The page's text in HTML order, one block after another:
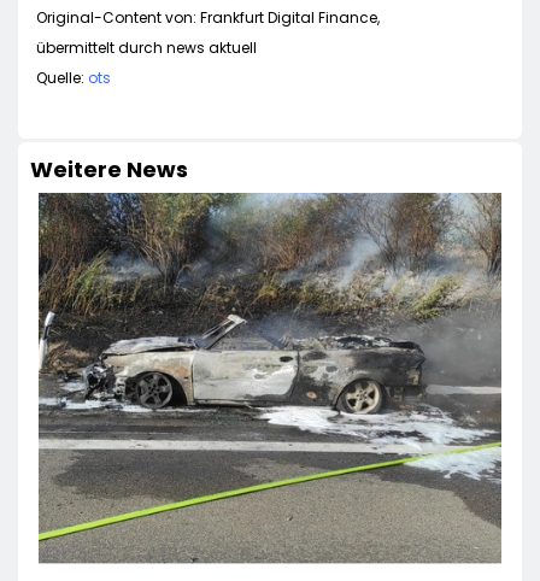
Original-Content von: Frankfurt Digital Finance,
übermittelt durch news aktuell
Quelle: ots
Weitere News